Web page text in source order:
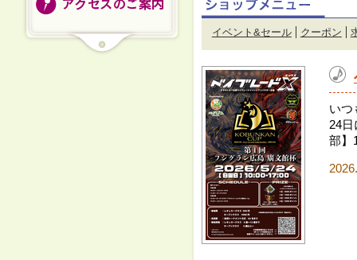
イベント&セール クーポン
いつ
24
部】